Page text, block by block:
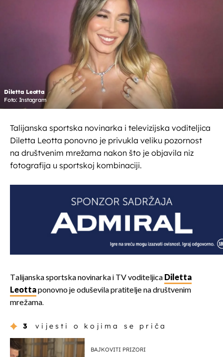
Diletta Leotta
Foto: Instagram
Talijanska sportska novinarka i televizijska voditeljica
Diletta Leotta ponovno je privukla veliku pozornost
na društvenim mrežama nakon što je objavila niz
fotografija u sportskoj kombinaciji.
Talijanska sportska novinarka i TV voditeljica Diletta
Leottaponovno je oduševila pratitelje na društvenim
mrežama.
3 vijesti o kojima se priča
BAJKOVITI PRIZORI
OMOGUĆI OBAVIJESTI